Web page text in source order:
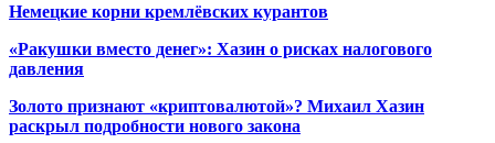
Немецкие корни кремлёвских курантов
«Ракушки вместо денег»: Хазин о рисках налогового
давления
Золото признают «криптовалютой»? Михаил Хазин
раскрыл подробности нового закона